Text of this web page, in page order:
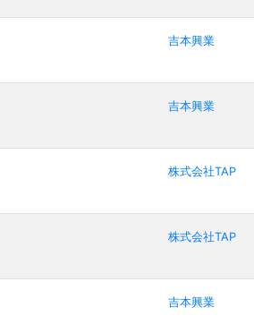
吉本興業
吉本興業
株式会社TAP
株式会社TAP
吉本興業